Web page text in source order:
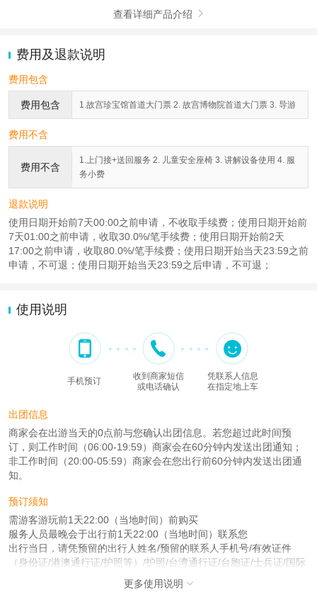
查看详细产品介绍 
费用及退款说明
费用包含
费用包含 1.故宫珍宝馆首道大门票 2. 故宫博物院首道大门票 3. 导游
费用不含
费用不含
1.上门接+送回服务 2. 儿童安全座椅 3. 讲解设备使用 4. 服
务小费
退款说明
使用日期开始前7天00:00之前申请，不收取手续费；使用日期开始前
7天01:00之前申请，收取30.0%/笔手续费；使用日期开始前2天
17:00之前申请，收取80.0%/笔手续费；使用日期开始当天23:59之前
申请，不可退；使用日期开始当天23:59之后申请，不可退；
使用说明
手机预订
收到商家短信
或电话确认
凭联系人信息
在指定地上车
出团信息
商家会在出游当天的0点前与您确认出团信息。若您超过此时间预
订，则工作时间（06:00-19:59）商家会在60分钟内发送出团通知；
非工作时间（20:00-05:59）商家会在您出行前60分钟内发送出团通
知。
预订须知
需游客游玩前1天22:00（当地时间）前购买
服务人员最晚会于出行前1天22:00（当地时间）联系您
出行当日，请凭预留的出行人姓名/预留的联系人手机号/有效证件
（身份证/港澳通行证/护照等）/护照/台湾通行证/台胞证/士兵证/国际
海员证/残疾证/外国人永久居留身份证/警官证/学生证/军官证/回乡证/
驾驶证/港澳通行证/身份证在预定地点集合，需携带下单时提交的证
更多使用说明 